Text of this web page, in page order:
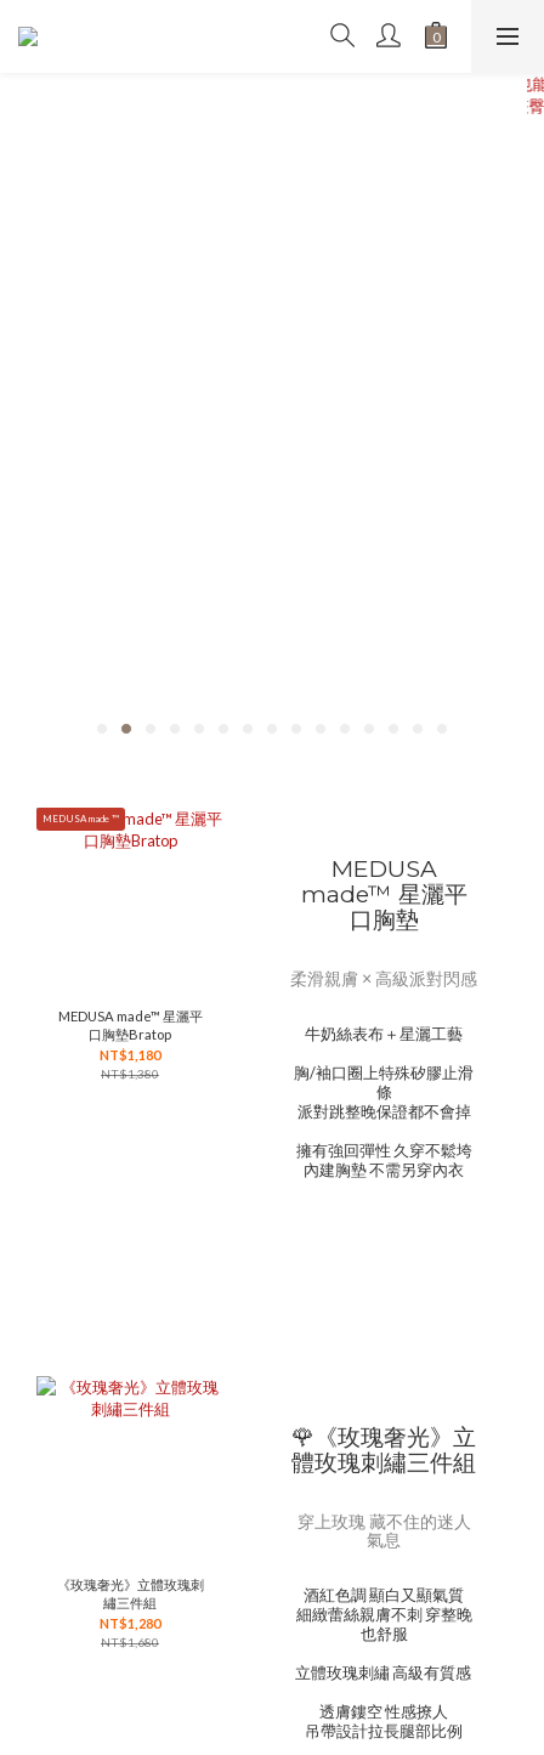
MEDUSA made ™
MEDUSA made™ 星灑平
口胸墊Bratop
NT$1,180
NT$1,380
MEDUSA
made™ 星灑平
口胸墊
柔滑親膚 × 高級派對閃感
牛奶絲表布＋星灑工藝
胸/袖口圈上特殊矽膠止滑
條
派對跳整晚保證都不會掉
擁有強回彈性 久穿不鬆垮
內建胸墊 不需另穿內衣
《玫瑰奢光》立體玫瑰刺
繡三件組
NT$1,280
NT$1,680
🌹《玫瑰奢光》立
體玫瑰刺繡三件組
穿上玫瑰 藏不住的迷人
氣息
酒紅色調 顯白又顯氣質
細緻蕾絲親膚不刺 穿整晚
也舒服
立體玫瑰刺繡 高級有質感
透膚鏤空 性感撩人
吊帶設計拉長腿部比例